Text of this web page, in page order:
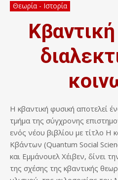
Θεωρία - Ιστορία
Η κβαντική φυσική αποτελεί
τμήμα της σύγχρονης
ενός νέου βιβλίου με τίτλο Η
Κβάντων (Quantum Social
και Εμμάνουελ Χέιβεν, δίνει
της σχέσης της κβαντικής